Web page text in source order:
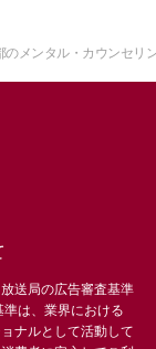
のメンタル・カウンセリ
送局の広告審査基準
は、業界における
ナルとして活動して